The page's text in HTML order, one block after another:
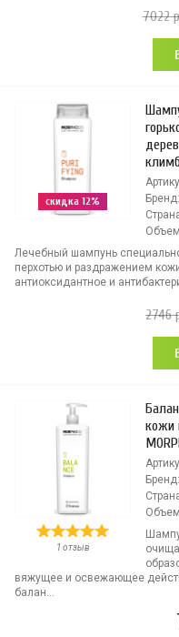
7022
скидка 12%
Бренд:
Лечебный шампунь
перхотью и раздражением
антиоксидантное и
2746
1 отзыв
кожи
Бренд:
вяжущее и освежающее
балан...